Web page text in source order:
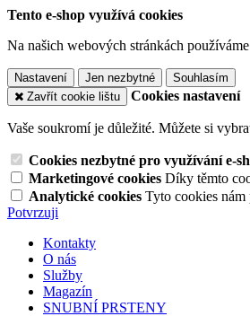
Tento e-shop využívá cookies
Na našich webových stránkách
Nastavení Jen nezbytné
Souhlasím
Zavřít cookie lištu
Cookies nastavení
Vaše soukromí je důležité. Můžete si
Cookies nezbytné pro využívání e-
Marketingové cookies Díky těmto
Analytické cookies Tyto cookies nám
Potvrzuji
Kontakty
O nás
Služby
Magazín
SNUBNÍ PRSTENY